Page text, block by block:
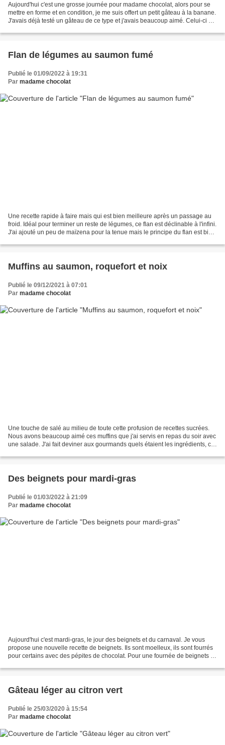
Aujourd'hui c'est une grosse journée pour madame chocolat, alors pour se
mettre en forme et en condition, je me suis offert un petit gâteau à la banane.
J'avais déjà testé un gâteau de ce type et j'avais beaucoup aimé. Celui-ci y
Flan de légumes au saumon fumé
Publié le 01/09/2022 à 19:31
Par madame chocolat
Une recette rapide à faire mais qui est bien meilleure après un passage au
froid. Idéal pour terminer un reste de légumes, ce flan est déclinable à l'infini.
J'ai ajouté un peu de maïzena pour la tenue mais le principe du flan est bien
Muffins au saumon, roquefort et noix
Publié le 09/12/2021 à 07:01
Par madame chocolat
Une touche de salé au milieu de toute cette profusion de recettes sucrées.
Nous avons beaucoup aimé ces muffins que j'ai servis en repas du soir avec
une salade. J'ai fait deviner aux gourmands quels étaient les ingrédients, ce
Des beignets pour mardi-gras
Publié le 01/03/2022 à 21:09
Par madame chocolat
Aujourd'hui c'est mardi-gras, le jour des beignets et du carnaval. Je vous
propose une nouvelle recette de beignets. Ils sont moelleux, ils sont fourrés
pour certains avec des pépites de chocolat. Pour une fournée de beignets :
Gâteau léger au citron vert
Publié le 25/03/2020 à 15:54
Par madame chocolat